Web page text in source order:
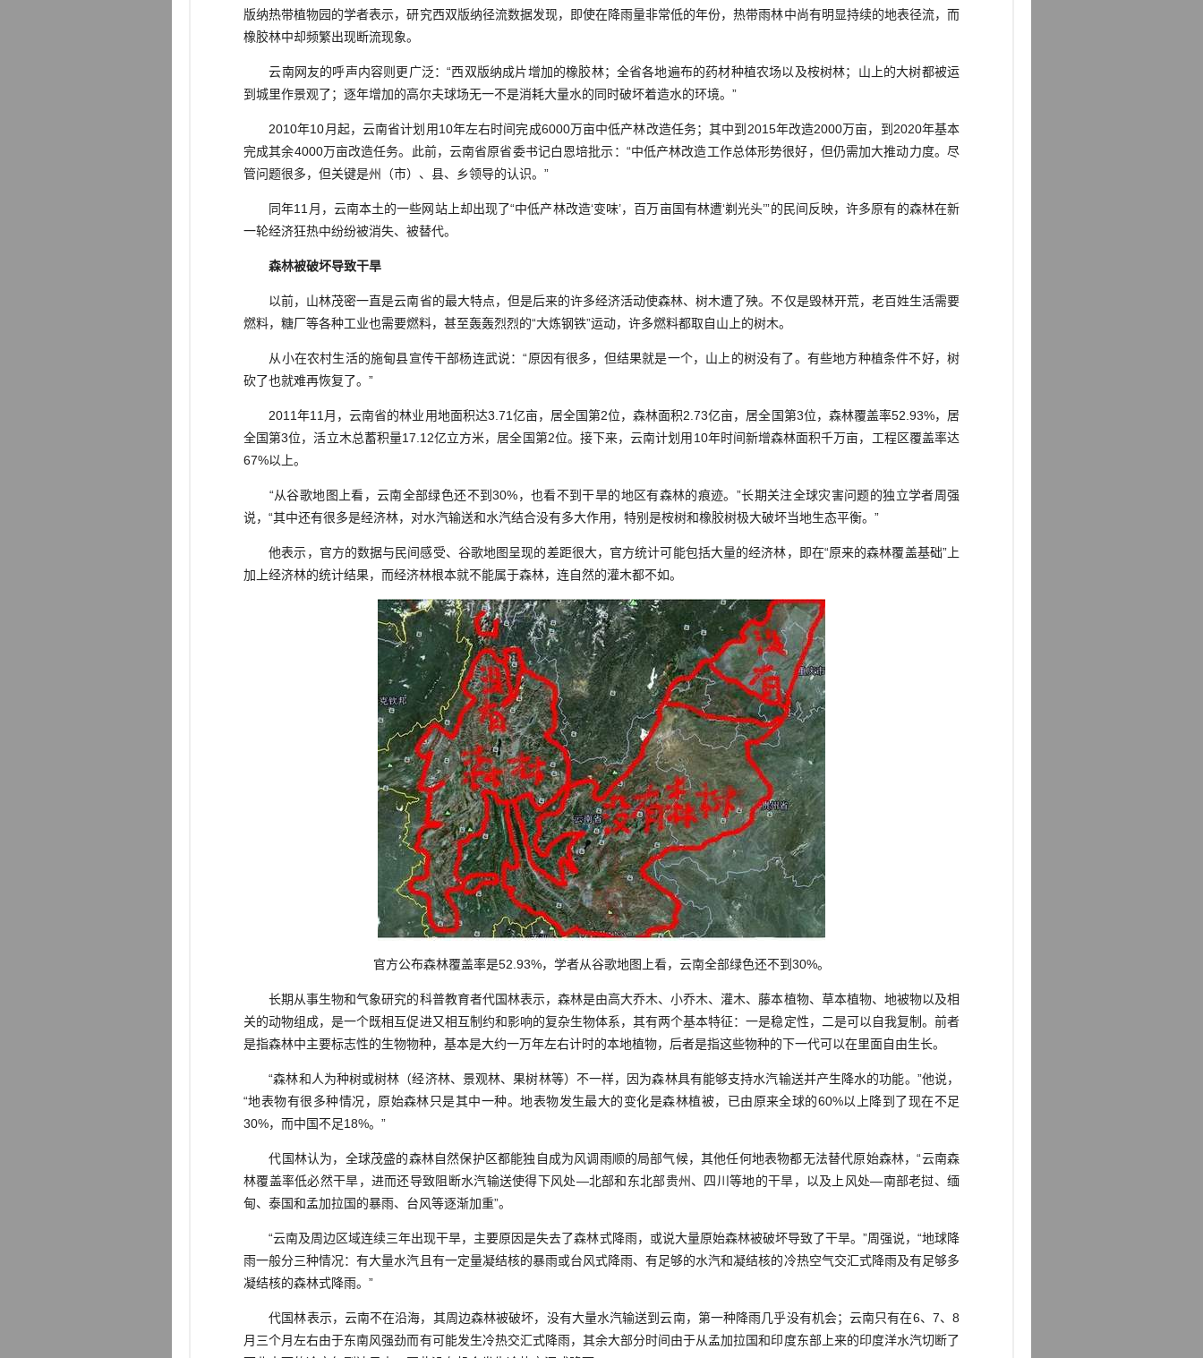
版纳热带植物园的学者表示，研究西双版纳径流数据发现，即使在降雨量非常低的年份，热带雨林中尚有明显持续的地表径流，而
橡胶林中却频繁出现断流现象。
云南网友的呼声内容则更广泛：“西双版纳成片增加的橡胶林；全省各地遍布的药材种植农场以及桉树林；山上的大树都被运
到城里作景观了；逐年增加的高尔夫球场无一不是消耗大量水的同时破坏着造水的环境。”
2010年10月起，云南省计划用10年左右时间完成6000万亩中低产林改造任务；其中到2015年改造2000万亩，到2020年基本
完成其余4000万亩改造任务。此前，云南省原省委书记白恩培批示：“中低产林改造工作总体形势很好，但仍需加大推动力度。尽
管问题很多，但关键是州（市）、县、乡领导的认识。”
同年11月，云南本土的一些网站上却出现了“中低产林改造‘变味’，百万亩国有林遭‘剃光头’”的民间反映，许多原有的森林在新
一轮经济狂热中纷纷被消失、被替代。
森林被破坏导致干旱
以前，山林茂密一直是云南省的最大特点，但是后来的许多经济活动使森林、树木遭了殃。不仅是毁林开荒，老百姓生活需要
燃料，糖厂等各种工业也需要燃料，甚至轰轰烈烈的“大炼钢铁”运动，许多燃料都取自山上的树木。
从小在农村生活的施甸县宣传干部杨连武说：“原因有很多，但结果就是一个，山上的树没有了。有些地方种植条件不好，树
砍了也就难再恢复了。”
2011年11月，云南省的林业用地面积达3.71亿亩，居全国第2位，森林面积2.73亿亩，居全国第3位，森林覆盖率52.93%，居
全国第3位，活立木总蓄积量17.12亿立方米，居全国第2位。接下来，云南计划用10年时间新增森林面积千万亩，工程区覆盖率达
67%以上。
“从谷歌地图上看，云南全部绿色还不到30%，也看不到干旱的地区有森林的痕迹。”长期关注全球灾害问题的独立学者周强
说，“其中还有很多是经济林，对水汽输送和水汽结合没有多大作用，特别是桉树和橡胶树极大破坏当地生态平衡。”
他表示，官方的数据与民间感受、谷歌地图呈现的差距很大，官方统计可能包括大量的经济林，即在“原来的森林覆盖基础”上
加上经济林的统计结果，而经济林根本就不能属于森林，连自然的灌木都不如。
官方公布森林覆盖率是52.93%，学者从谷歌地图上看，云南全部绿色还不到30%。
长期从事生物和气象研究的科普教育者代国林表示，森林是由高大乔木、小乔木、灌木、藤本植物、草本植物、地被物以及相
关的动物组成，是一个既相互促进又相互制约和影响的复杂生物体系，其有两个基本特征：一是稳定性，二是可以自我复制。前者
是指森林中主要标志性的生物物种，基本是大约一万年左右计时的本地植物，后者是指这些物种的下一代可以在里面自由生长。
“森林和人为种树或树林（经济林、景观林、果树林等）不一样，因为森林具有能够支持水汽输送并产生降水的功能。”他说，
“地表物有很多种情况，原始森林只是其中一种。地表物发生最大的变化是森林植被，已由原来全球的60%以上降到了现在不足
30%，而中国不足18%。”
代国林认为，全球茂盛的森林自然保护区都能独自成为风调雨顺的局部气候，其他任何地表物都无法替代原始森林，“云南森
林覆盖率低必然干旱，进而还导致阻断水汽输送使得下风处—北部和东北部贵州、四川等地的干旱，以及上风处—南部老挝、缅
甸、泰国和孟加拉国的暴雨、台风等逐渐加重”。
“云南及周边区域连续三年出现干旱，主要原因是失去了森林式降雨，或说大量原始森林被破坏导致了干旱。”周强说，“地球降
雨一般分三种情况：有大量水汽且有一定量凝结核的暴雨或台风式降雨、有足够的水汽和凝结核的冷热空气交汇式降雨及有足够多
凝结核的森林式降雨。”
代国林表示，云南不在沿海，其周边森林被破坏，没有大量水汽输送到云南，第一种降雨几乎没有机会；云南只有在6、7、8
月三个月左右由于东南风强劲而有可能发生冷热交汇式降雨，其余大部分时间由于从孟加拉国和印度东部上来的印度洋水汽切断了